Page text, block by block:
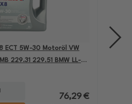
ECT 5W-30 Motoröl VW
229.31 229.51 BMW LL-04
76,29 €